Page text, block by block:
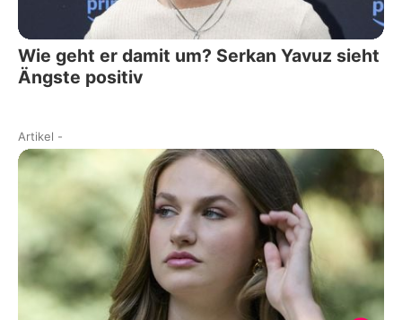
Wie geht er damit um? Serkan Yavuz sieht
Ängste positiv
Artikel -